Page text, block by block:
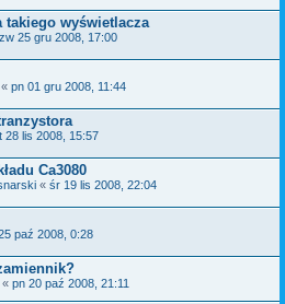
takiego wyświetlacza
25 gru 2008, 17:00
« pn 01 gru 2008, 11:44
28 lis 2008, 15:57
Ca3080
« śr 19 lis 2008, 22:04
paź 2008, 0:28
« pn 20 paź 2008, 21:11